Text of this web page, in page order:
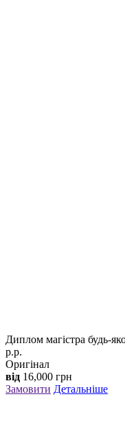
Диплом магістра будь-
р.р.
Оригінал
від 16,000 грн
Замовити Детальніше